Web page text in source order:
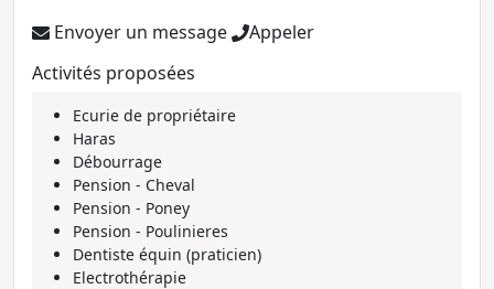
Envoyer un message
Appeler
Activités proposées
Ecurie de propriétaire
Haras
Débourrage
Pension - Cheval
Pension - Poney
Pension - Poulinieres
Dentiste équin (praticien)
Electrothérapie